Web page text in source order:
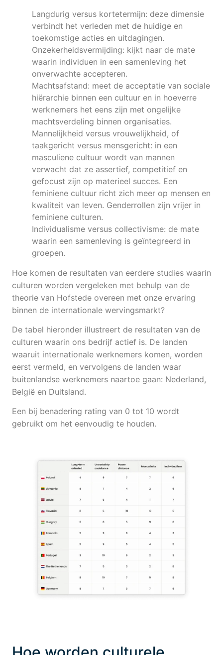
Langdurig versus kortetermijn: deze dimensie
verbindt het verleden met de huidige en
toekomstige acties en uitdagingen.
Onzekerheidsvermijding: kijkt naar de mate
waarin individuen in een samenleving het
onverwachte accepteren.
Machtsafstand: meet de acceptatie van sociale
hiërarchie binnen een cultuur en in hoeverre
werknemers het eens zijn met ongelijke
machtsverdeling binnen organisaties.
Mannelijkheid versus vrouwelijkheid, of
taakgericht versus mensgericht: in een
masculiene cultuur wordt van mannen
verwacht dat ze assertief, competitief en
gefocust zijn op materieel succes. Een
feminiene cultuur richt zich meer op mensen en
kwaliteit van leven. Genderrollen zijn vrijer in
feminiene culturen.
Individualisme versus collectivisme: de mate
waarin een samenleving is geïntegreerd in
groepen.
Hoe komen de resultaten van eerdere studies waarin
culturen worden vergeleken met behulp van de
theorie van Hofstede overeen met onze ervaring
binnen de internationale wervingsmarkt?
De tabel hieronder illustreert de resultaten van de
culturen waarin ons bedrijf actief is. De landen
waaruit internationale werknemers komen, worden
eerst vermeld, en vervolgens de landen waar
buitenlandse werknemers naartoe gaan: Nederland,
België en Duitsland.
Een bij benadering rating van 0 tot 10 wordt
gebruikt om het eenvoudig te houden.